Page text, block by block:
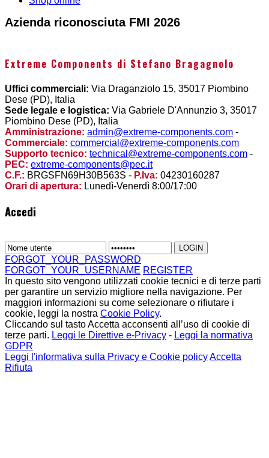
Azienda riconosciuta FMI 2026
Extreme Components di Stefano Bragagnolo
Uffici commerciali: Via Draganziolo 15, 35017 Piombino
Dese (PD), Italia
Sede legale e logistica: Via Gabriele D'Annunzio 3, 35017
Piombino Dese (PD), Italia
Amministrazione: admin@extreme-components.com -
Commerciale: commercial@extreme-components.com
Supporto tecnico: technical@extreme-components.com -
PEC: extreme-components@pec.it
C.F.: BRGSFN69H30B563S - P.Iva: 04230160287
Orari di apertura: Lunedì-Venerdì 8:00/17:00
Accedi
FORGOT_YOUR_PASSWORD
FORGOT_YOUR_USERNAME REGISTER
In questo sito vengono utilizzati cookie tecnici e di terze parti
per garantire un servizio migliore nella navigazione. Per
maggiori informazioni su come selezionare o rifiutare i
cookie, leggi la nostra Cookie Policy.
Cliccando sul tasto Accetta acconsenti all’uso di cookie di
terze parti. Leggi le Direttive e-Privacy - Leggi la normativa
GDPR
Leggi l'informativa sulla Privacy e Cookie policyAccetta
Rifiuta